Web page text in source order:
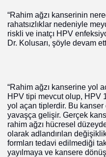
“Rahim ağzı kanserinin
rahatsızlıklar nedeniyle
riskli ve inatçı HPV
Dr. Kolusarı, şöyle devam
“Rahim ağzı kanserine yol
HPV tipi mevcut olup, HPV
yol açan tiplerdir. Bu
yavaşça gelişir. Gerçek
rahim ağzı hücresel
olarak adlandırılan
formları tedavi edilmediği
yayılmaya ve kansere